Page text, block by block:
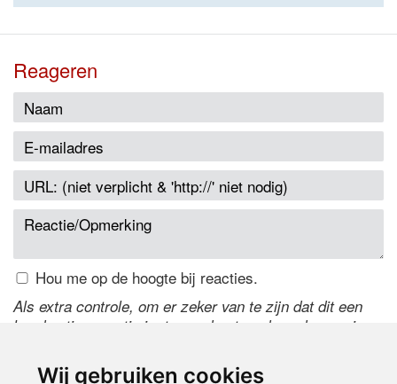
Wij gebruiken cookies
Reageren
Hou me op de hoogte bij reacties.
Als extra controle, om er zeker van te zijn dat dit een
handmatige reactie is, typ onderstaande code over in
de code te wijzigen.